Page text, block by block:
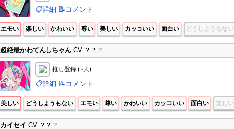
📋詳細 📝コメント
エモい 楽しい かわいい 尊い 美しい カッコいい 面白い どうしようもない
超絶最かわてんしちゃんCV ？？？
推し登録 ( -人)
📋詳細 📝コメント
美しい どうしようもない エモい 尊い かわいい カッコいい 面白い 楽しい
カイセイ CV ？？？